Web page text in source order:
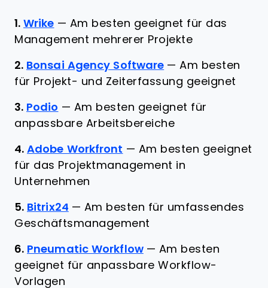
1. Wrike — Am besten geeignet für das
Management mehrerer Projekte
2. Bonsai Agency Software —Am besten
für Projekt- und Zeiterfassung geeignet
3. Podio — Am besten geeignet für
anpassbare Arbeitsbereiche
4. Adobe Workfront — Am besten geeignet
für das Projektmanagement in
Unternehmen
5. Bitrix24 — Am besten für umfassendes
Geschäftsmanagement
6. Pneumatic Workflow — Am besten
geeignet für anpassbare Workflow-
Vorlagen